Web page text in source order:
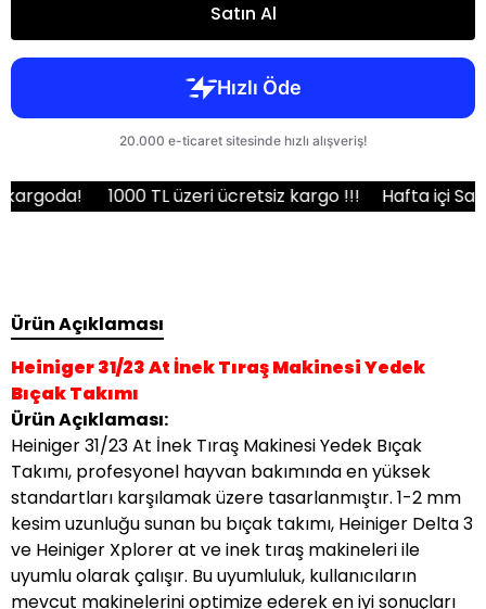
Satın Al
1000 TL üzeri ücretsiz kargo !!! Hafta içi Saat
Ürün Açıklaması
Heiniger 31/23 At İnek Tıraş Makinesi Yedek
Bıçak Takımı
Ürün Açıklaması:
Heiniger 31/23 At İnek Tıraş Makinesi Yedek Bıçak
Takımı, profesyonel hayvan bakımında en yüksek
standartları karşılamak üzere tasarlanmıştır. 1-2 mm
kesim uzunluğu sunan bu bıçak takımı, Heiniger Delta 3
ve Heiniger Xplorer at ve inek tıraş makineleri ile
uyumlu olarak çalışır. Bu uyumluluk, kullanıcıların
mevcut makinelerini optimize ederek en iyi sonuçları